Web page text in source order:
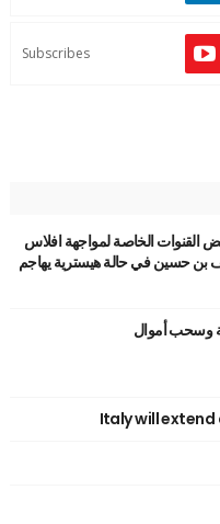
Subscribes
القنوات الخاصة لمواجهة افلاس
بن حسين في حالة هيسترية يهاجم
وسحب أموال
Italy will